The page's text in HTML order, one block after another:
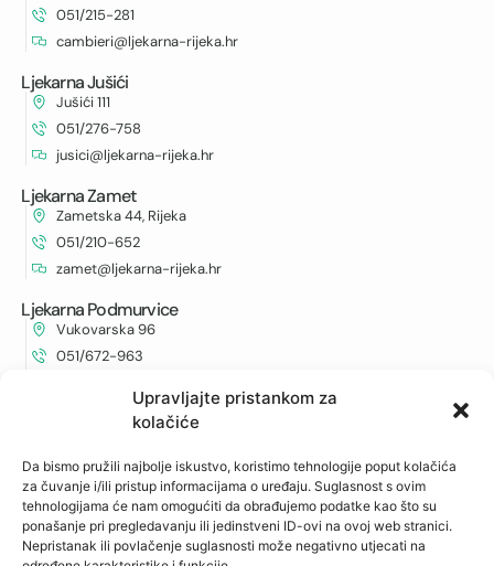
Upravljajte pristankom za
kolačiće
Da bismo pružili najbolje iskustvo, koristimo tehnologije poput kolačića
za čuvanje i/ili pristup informacijama o uređaju. Suglasnost s ovim
tehnologijama će nam omogućiti da obrađujemo podatke kao što su
ponašanje pri pregledavanju ili jedinstveni ID-ovi na ovoj web stranici.
Nepristanak ili povlačenje suglasnosti može negativno utjecati na
051/215-281
cambieri@ljekarna-rijeka.hr
Ljekarna Jušići
Jušići 111
051/276-758
jusici@ljekarna-rijeka.hr
Ljekarna Zamet
Zametska 44, Rijeka
051/210-652
zamet@ljekarna-rijeka.hr
Ljekarna Podmurvice
Vukovarska 96
051/672-963
Ljekarna Kantrida
051/262-594
kantrida@ljekarna-rijeka.hr